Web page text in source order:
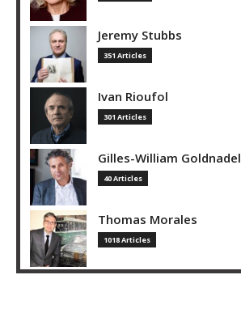
Jeremy Stubbs
351 Articles
Ivan Rioufol
301 Articles
Gilles-William Goldnadel
40 Articles
Thomas Morales
1018 Articles